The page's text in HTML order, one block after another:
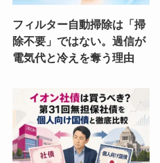
フィルター自動掃除は「掃
除不要」ではない。過信が
電気代と冷えを奪う理由